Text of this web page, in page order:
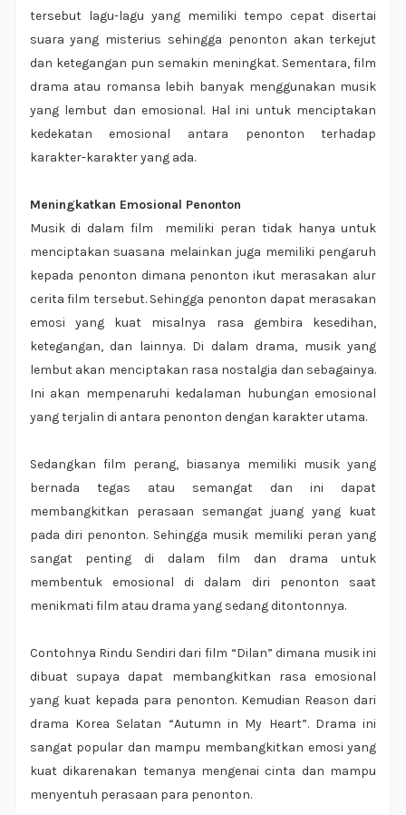
tersebut lagu-lagu yang memiliki tempo cepat disertai
suara yang misterius sehingga penonton akan terkejut
dan ketegangan pun semakin meningkat. Sementara, film
drama atau romansa lebih banyak menggunakan musik
yang lembut dan emosional. Hal ini untuk menciptakan
kedekatan emosional antara penonton terhadap
karakter-karakter yang ada.
Meningkatkan Emosional Penonton
Musik di dalam film memiliki peran tidak hanya untuk
menciptakan suasana melainkan juga memiliki pengaruh
kepada penonton dimana penonton ikut merasakan alur
cerita film tersebut. Sehingga penonton dapat merasakan
emosi yang kuat misalnya rasa gembira kesedihan,
ketegangan, dan lainnya. Di dalam drama, musik yang
lembut akan menciptakan rasa nostalgia dan sebagainya.
Ini akan mempenaruhi kedalaman hubungan emosional
yang terjalin di antara penonton dengan karakter utama.
Sedangkan film perang, biasanya memiliki musik yang
bernada tegas atau semangat dan ini dapat
membangkitkan perasaan semangat juang yang kuat
pada diri penonton. Sehingga musik memiliki peran yang
sangat penting di dalam film dan drama untuk
membentuk emosional di dalam diri penonton saat
menikmati film atau drama yang sedang ditontonnya.
Contohnya Rindu Sendiri dari film “Dilan” dimana musik ini
dibuat supaya dapat membangkitkan rasa emosional
yang kuat kepada para penonton. Kemudian Reason dari
drama Korea Selatan “Autumn in My Heart”. Drama ini
sangat popular dan mampu membangkitkan emosi yang
kuat dikarenakan temanya mengenai cinta dan mampu
menyentuh perasaan para penonton.